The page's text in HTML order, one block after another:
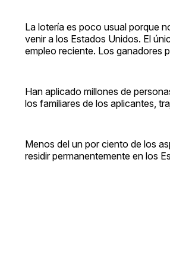
La lotería es poco usual porque
venir a los Estados Unidos. El
empleo reciente. Los ganadores
Han aplicado millones de
los familiares de los aplicantes,
Menos del un por ciento de los
residir permanentemente en los